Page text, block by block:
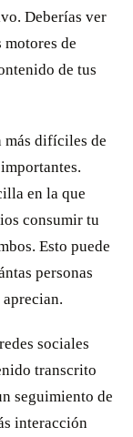
Deberías ver
motores de
de tus
más difíciles de
en la que
consumir tu
Esto puede
personas
sociales
transcrito
seguimiento de
interacción